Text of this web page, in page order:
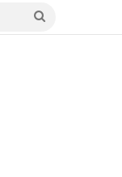
Buscar